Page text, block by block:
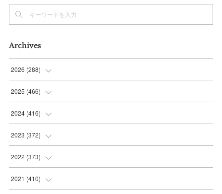
Archives
2026 (288)
(9)
(36
(37
(42
2025 (466)
(56
(37
(35
(36
2024 (416)
(38
(39
(38
2023 (372)
(31
(30
2022 (373)
(31
2021 (410)